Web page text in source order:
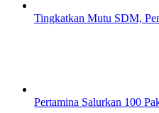
Tingkatkan Mutu SDM,
Pertamina Salurkan 100